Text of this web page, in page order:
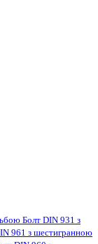
Болт DIN 931 з
961 з шестигранною